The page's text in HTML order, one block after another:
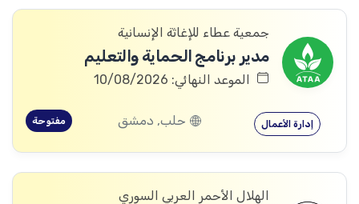
جمعية عطاء للإغاثة الإنسانية
مدير برنامج الحماية والتعليم
الموعد النهائي: 10/08/2026
إدارة الأعمال حلب, دمشق مفتوحة
الهلال الأحمر العربي السوري